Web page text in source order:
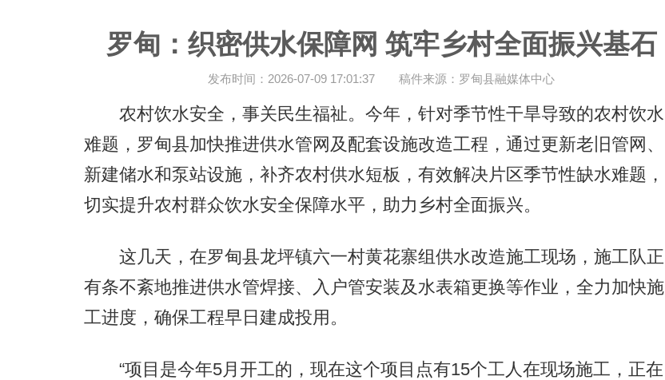
罗甸：织密供水保障网 筑牢乡村全面振兴基石
发布时间：2026-07-09 17:01:37 稿件来源：罗甸县融媒体中心
农村饮水安全，事关民生福祉。今年，针对季节性干旱导致的农村饮水
难题，罗甸县加快推进供水管网及配套设施改造工程，通过更新老旧管网、
新建储水和泵站设施，补齐农村供水短板，有效解决片区季节性缺水难题，
切实提升农村群众饮水安全保障水平，助力乡村全面振兴。
这几天，在罗甸县龙坪镇六一村黄花寨组供水改造施工现场，施工队正
有条不紊地推进供水管焊接、入户管安装及水表箱更换等作业，全力加快施
工进度，确保工程早日建成投用。
“项目是今年5月开工的，现在这个项目点有15个工人在现场施工，正在